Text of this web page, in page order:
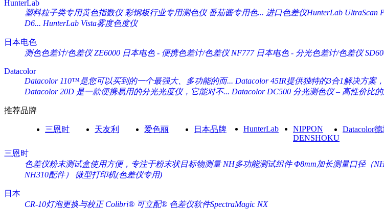
HunterLab
塑料粒子类专用黄色指数仪 彩钢板行业专用测色仪 番茄酱专用色... 进口色差仪HunterLab UltraScan
D6... HunterLab Vista雾度色度仪
日本电色
测色色差计/色差仪 ZE6000 日本电色 - 便携色差计/色差仪 NF777 日本电色 - 分光色差计/色差仪
Datacolor
Datacolor 110™是您可以买到的一个最强大、多功能的而... Datacolor 45IR提供独特的3合1解决方案
Datacolor 20D 是一款便携易用的分光光度仪，它能对不... Datacolor DC500 分光测色仪 – 高性价比
推荐品牌
三恩时 天友利 爱色丽 日本品牌 HunterLab
NIPPON
DENSHOKU
Datacolor
三恩时
色差仪粉末测试盒使用方便，专注于粉末状目标物测量 NH多功能测试组件 Φ8mm加长测量口径（
NH310配件）
微型打印机(色差仪专用)
日本
CR-10灯泡更换与校正 Colibri® 可立配® 色差仪软件SpectraMagic NX